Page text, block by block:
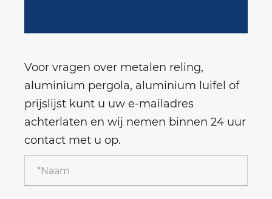
Voor vragen over metalen reling,
aluminium pergola, aluminium luifel of
prijslijst kunt u uw e-mailadres
achterlaten en wij nemen binnen 24 uur
contact met u op.